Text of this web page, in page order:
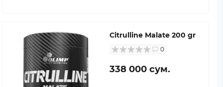
Citrulline Malate 200 gr
0
338 000 сум.